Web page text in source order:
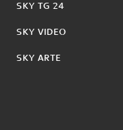
SKY TG 24
SKY VIDEO
SKY ARTE